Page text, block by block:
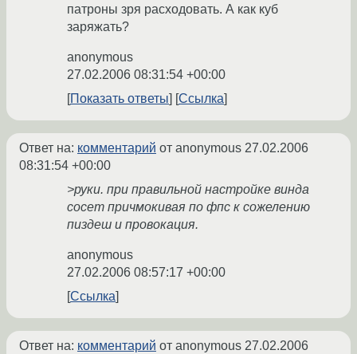
патроны зря расходовать. А как куб
заряжать?
anonymous
27.02.2006 08:31:54 +00:00
Показать ответы
Ссылка
Ответ на: комментарий от anonymous 27.02.2006
08:31:54 +00:00
>руки. при правильной настройке винда
сосет причмокивая по фпс к сожелению
пиздеш и провокация.
anonymous
27.02.2006 08:57:17 +00:00
Ссылка
Ответ на: комментарий от anonymous 27.02.2006